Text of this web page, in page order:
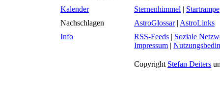
Kalender
Sternenhimmel | Startrampe
Nachschlagen
AstroGlossar| AstroLinks
Info
RSS-Feeds | Soziale
Impressum |
Copyright Stefan Deiters